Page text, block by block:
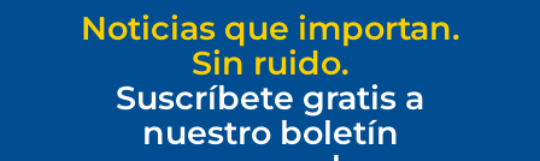
Noticias que importan.
Sin ruido.
Suscríbete gratis a
nuestro boletín